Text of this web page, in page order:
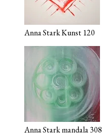
Anna Stark Kunst 120
Anna Stark mandala 308